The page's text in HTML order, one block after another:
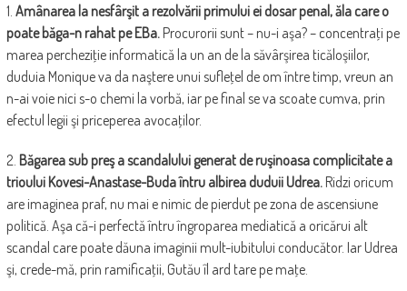
1. Amânarea la nesfârşit a rezolvării primului ei dosar penal, ăla care o
poate băga-n rahat pe EBa.Procurorii sunt – nu-i aşa? – concentraţi pe
marea percheziţie informatică la un an de la săvârşirea ticăloşiilor,
duduia Monique va da naştere unui sufleţel de om între timp, vreun an
n-ai voie nici s-o chemi la vorbă, iar pe final se va scoate cumva, prin
efectul legii şi priceperea avocaţilor.
2. Băgarea sub preş a scandalului generat de ruşinoasa complicitate a
trioului Kovesi-Anastase-Buda întru albirea duduii Udrea. Ridzi oricum
are imaginea praf, nu mai e nimic de pierdut pe zona de ascensiune
politică. Aşa că-i perfectă întru îngroparea mediatică a oricărui alt
scandal care poate dăuna imaginii mult-iubitului conducător. Iar Udrea
şi, crede-mă, prin ramificaţii, Gutău îl ard tare pe maţe.